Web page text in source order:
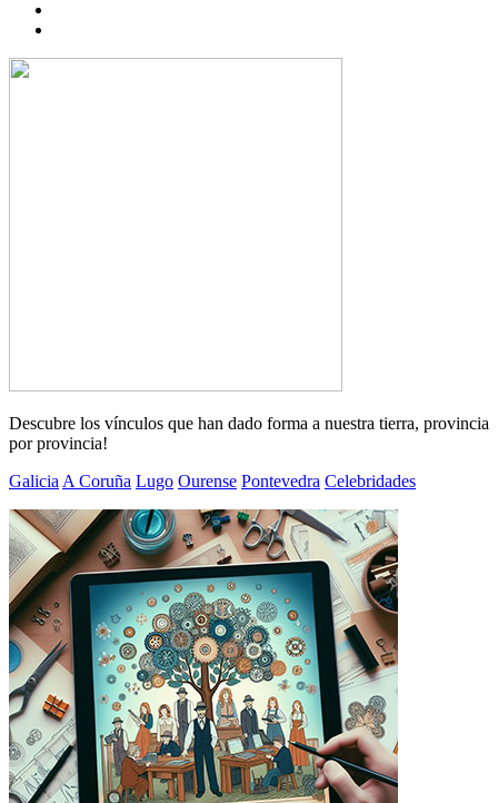
Descubre los vínculos que han dado forma a nuestra tierra, provincia
por provincia!
Galicia A Coruña Lugo Ourense Pontevedra Celebridades